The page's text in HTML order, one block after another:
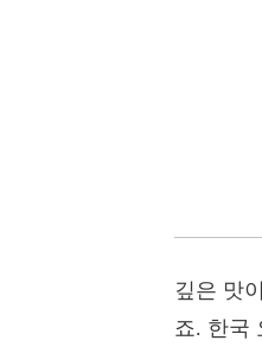
깊은 맛
죠. 한국